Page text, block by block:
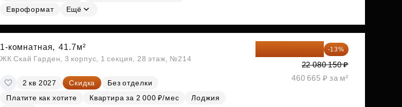
Евроформат
Ещё
1-комнатная, 41.7м²
ЖК Скай Гарден, 3 корпус, 1 секция, 28 этаж, №214
2 кв 2027 Скидка
Без отделки
Платите как хотите
Квартира за 2 000 ₽/мес
Лоджия
-13%
22 080 150 ₽
460 665 ₽ за м²